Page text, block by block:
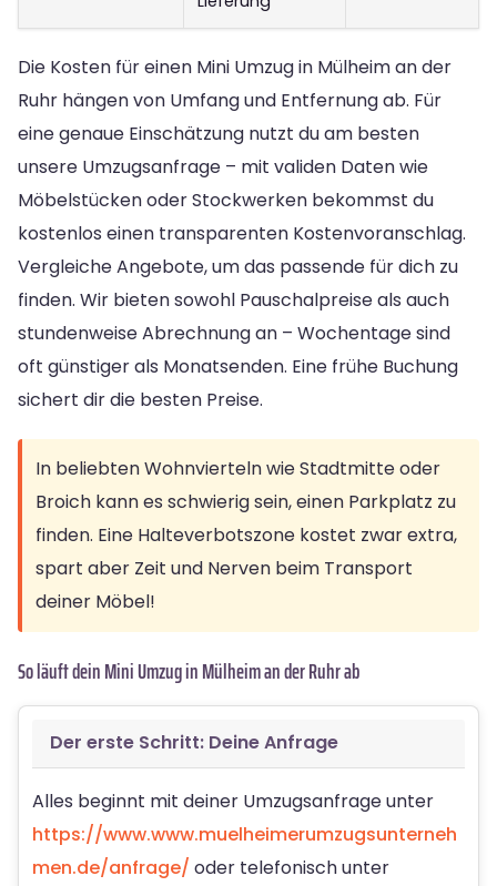
Die Kosten für einen Mini Umzug in Mülheim an der
Ruhr hängen von Umfang und Entfernung ab. Für
eine genaue Einschätzung nutzt du am besten
unsere Umzugsanfrage – mit validen Daten wie
Möbelstücken oder Stockwerken bekommst du
kostenlos einen transparenten Kostenvoranschlag.
Vergleiche Angebote, um das passende für dich zu
finden. Wir bieten sowohl Pauschalpreise als auch
stundenweise Abrechnung an – Wochentage sind
oft günstiger als Monatsenden. Eine frühe Buchung
sichert dir die besten Preise.
In beliebten Wohnvierteln wie Stadtmitte oder
Broich kann es schwierig sein, einen Parkplatz zu
finden. Eine Halteverbotszone kostet zwar extra,
spart aber Zeit und Nerven beim Transport
deiner Möbel!
So läuft dein Mini Umzug in Mülheim an der Ruhr ab
Der erste Schritt: Deine Anfrage
Alles beginnt mit deiner Umzugsanfrage unter
https://www.www.muelheimerumzugsunterneh
men.de/anfrage/ oder telefonisch unter